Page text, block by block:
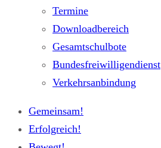
Termine
Downloadbereich
Gesamtschulbote
Bundesfreiwilligendienst
Verkehrsanbindung
Gemeinsam!
Erfolgreich!